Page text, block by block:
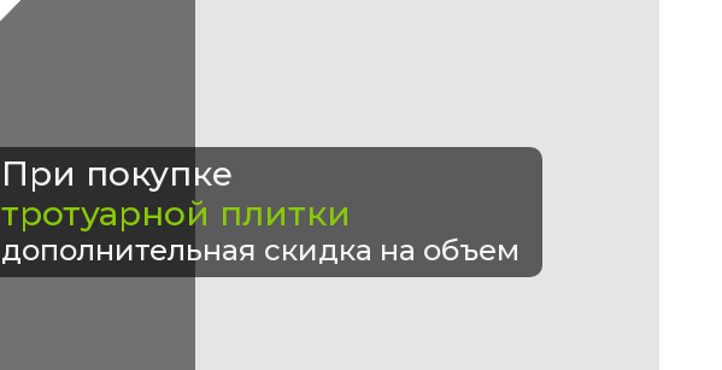
При покупке
тротуарной плитки
дополнительная скидка на объем